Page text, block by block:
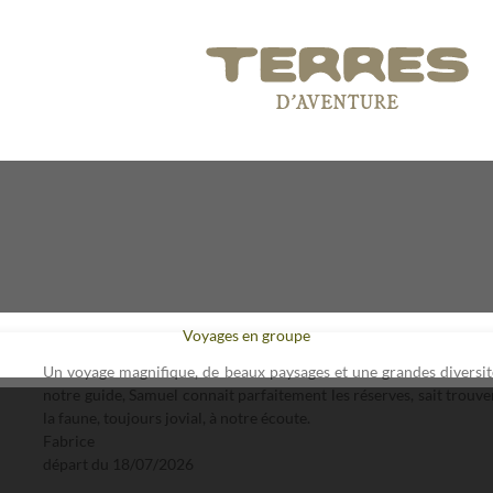
Voyages en groupe
Un voyage magnifique, de beaux paysages et une grandes